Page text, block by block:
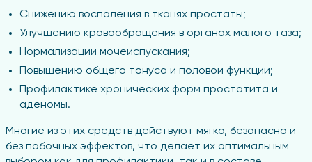
Снижению воспаления в тканях простаты;
Улучшению кровообращения в органах малого таза;
Нормализации мочеиспускания;
Повышению общего тонуса и половой функции;
Профилактике хронических форм простатита и
аденомы.
Многие из этих средств действуют мягко, безопасно и
без побочных эффектов, что делает их оптимальным